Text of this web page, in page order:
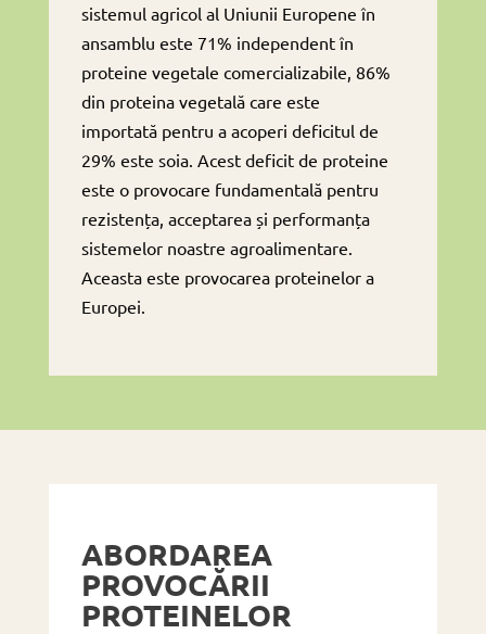
sistemul agricol al Uniunii Europene în
ansamblu este 71% independent în
proteine ​​vegetale comercializabile, 86%
din proteina vegetală care este
importată pentru a acoperi deficitul de
29% este soia. Acest deficit de proteine ​​
este o provocare fundamentală pentru
rezistența, acceptarea și performanța
sistemelor noastre agroalimentare.
Aceasta este provocarea proteinelor a
Europei.
ABORDAREA
PROVOCĂRII
PROTEINELOR